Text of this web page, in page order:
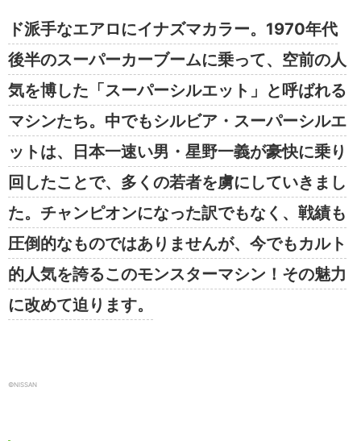
ド派手なエアロにイナズマカラー。1970年代
後半のスーパーカーブームに乗って、空前の人
気を博した「スーパーシルエット」と呼ばれる
マシンたち。中でもシルビア・スーパーシルエ
ットは、日本一速い男・星野一義が豪快に乗り
回したことで、多くの若者を虜にしていきまし
た。チャンピオンになった訳でもなく、戦績も
圧倒的なものではありませんが、今でもカルト
的人気を誇るこのモンスターマシン！その魅力
に改めて迫ります。
©NISSAN